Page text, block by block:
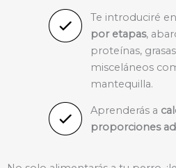
Te introduciré
por etapas,
proteínas,
misceláneos
mantequilla.
Aprenderás a
proporciones